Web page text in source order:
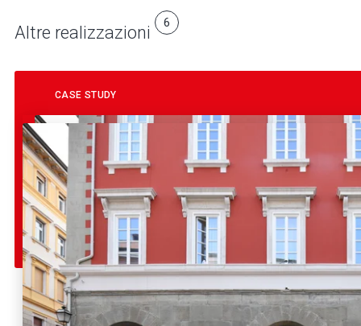
Altre realizzazioni 6
CASE STUDY